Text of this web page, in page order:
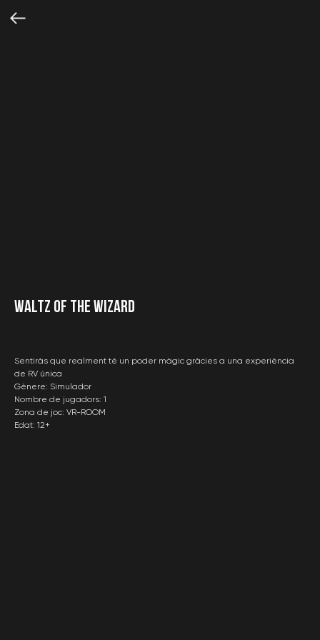
Waltz of the Wizard
Sentiràs que realment té un poder màgic gràcies a una experiència
de RV única
Gènere: Simulador
Nombre de jugadors: 1
Zona de joc: VR-ROOM
Edat: 12+